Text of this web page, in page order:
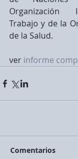
Organización
Trabajo y de la
de la Salud.
ver informe
Comentarios